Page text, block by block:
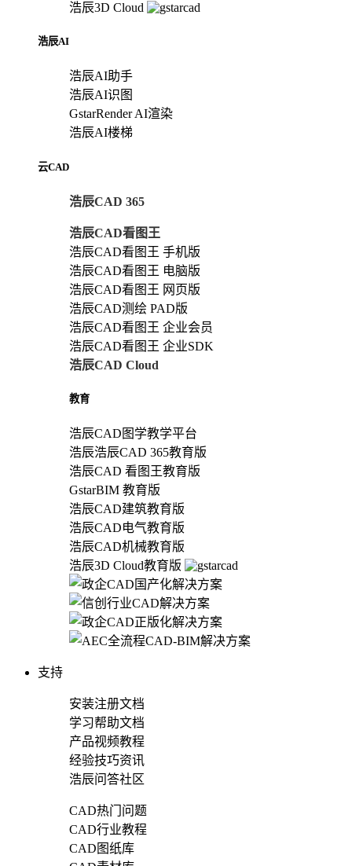
浩辰3D Cloud
浩辰AI
浩辰AI助手
浩辰AI识图
GstarRender AI渲染
浩辰AI楼梯
云CAD
浩辰CAD 365
浩辰CAD看图王
浩辰CAD看图王 手机版
浩辰CAD看图王 电脑版
浩辰CAD看图王 网页版
浩辰CAD测绘 PAD版
浩辰CAD看图王 企业会员
浩辰CAD看图王 企业SDK
浩辰CAD Cloud
教育
浩辰CAD图学教学平台
浩辰浩辰CAD 365教育版
浩辰CAD 看图王教育版
GstarBIM 教育版
浩辰CAD建筑教育版
浩辰CAD电气教育版
浩辰CAD机械教育版
浩辰3D Cloud教育版
支持
安装注册文档
学习帮助文档
产品视频教程
经验技巧资讯
浩辰问答社区
CAD热门问题
CAD行业教程
CAD图纸库